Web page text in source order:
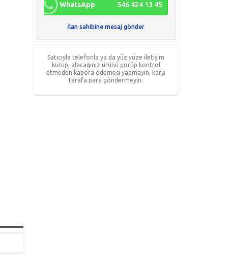
WhatsApp 546 424 13 45
İlan sahibine mesaj gönder
Satıcıyla telefonla ya da yüz yüze iletişim
kurup, alacağınız ürünü görüp kontrol
etmeden kapora ödemesi yapmayın, karşı
tarafa para göndermeyin.